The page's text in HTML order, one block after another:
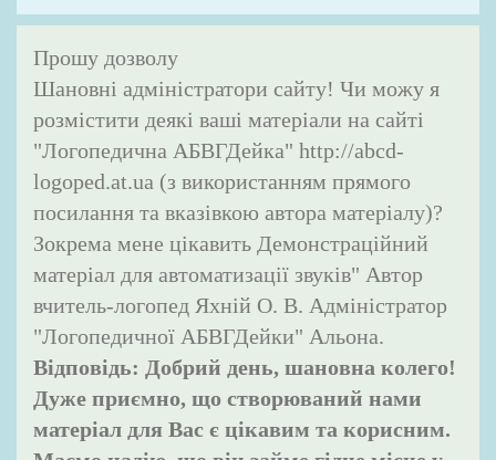
Прошу дозволу
Шановні адміністратори сайту! Чи можу я
розмістити деякі ваші матеріали на сайті
"Логопедична АБВГДейка" http://abcd-
logoped.at.ua (з використанням прямого
посилання та вказівкою автора матеріалу)?
Зокрема мене цікавить Демонстраційний
матеріал для автоматизації звуків" Автор
вчитель-логопед Яхній О. В. Адміністратор
"Логопедичної АБВГДейки" Альона.
Відповідь: Добрий день, шановна колего!
Дуже приємно, що створюваний нами
матеріал для Вас є цікавим та корисним.